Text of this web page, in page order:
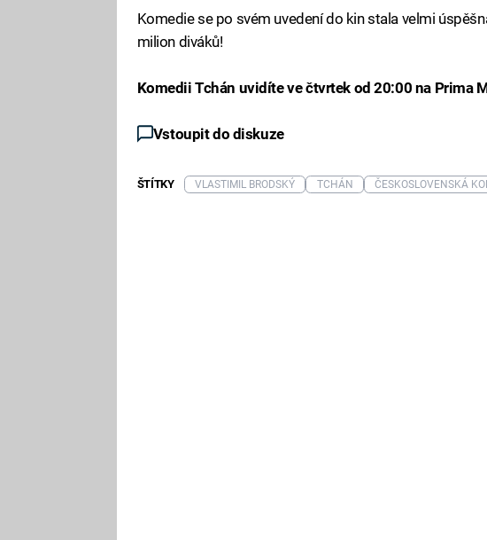
Komedie se po svém uvedení do kin stala velmi
milion diváků!
Komedii Tchán uvidíte ve čtvrtek od 20:00 na Prima
Vstoupit do diskuze
ŠTÍTKY VLASTIMIL BRODSKÝ TCHÁN ČESKOSLOVENSKÁ